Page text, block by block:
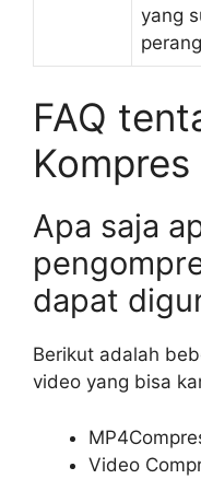
yang
FAQ
Apa saja
dapat
Berikut adalah
video yang bisa
Video